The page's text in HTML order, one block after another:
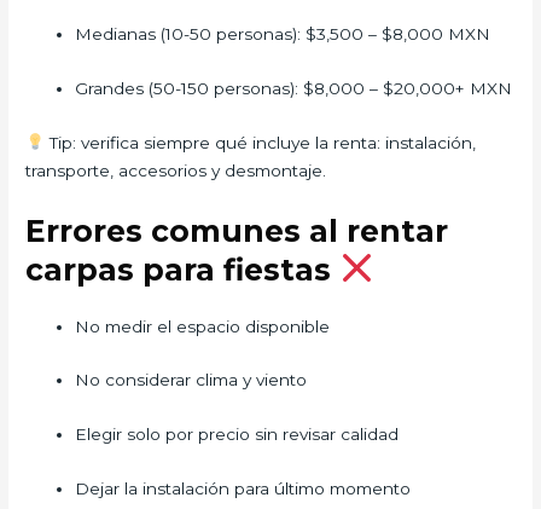
Medianas (10-50 personas): $3,500 – $8,000 MXN
Grandes (50-150 personas): $8,000 – $20,000+ MXN
Tip: verifica siempre qué incluye la renta: instalación,
transporte, accesorios y desmontaje.
Errores comunes al rentar
carpas para fiestas
No medir el espacio disponible
No considerar clima y viento
Elegir solo por precio sin revisar calidad
Dejar la instalación para último momento